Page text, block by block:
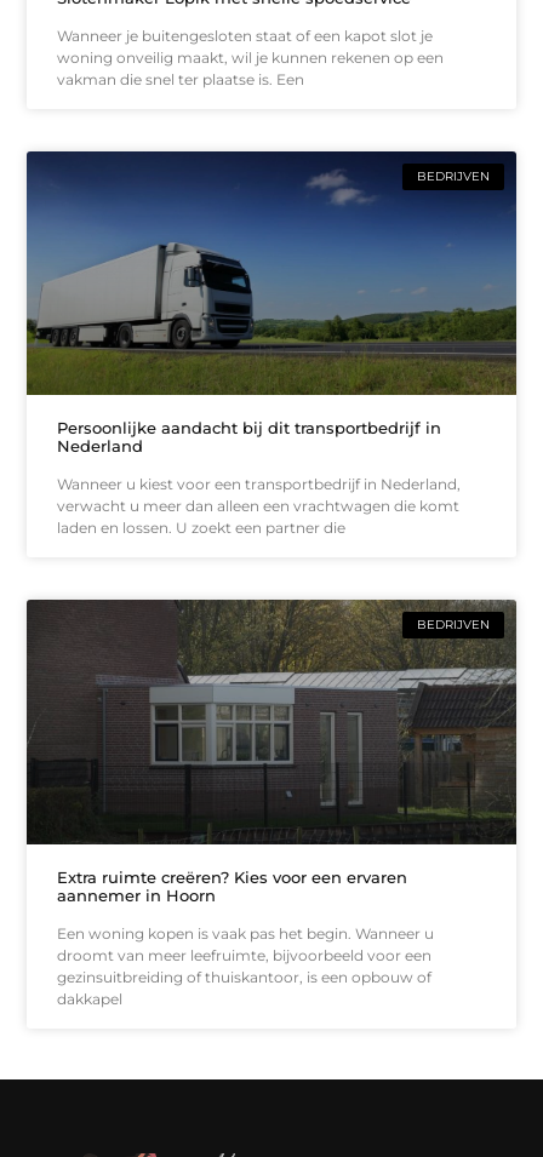
Wanneer je buitengesloten staat of een kapot slot je
woning onveilig maakt, wil je kunnen rekenen op een
vakman die snel ter plaatse is. Een
BEDRIJVEN
Persoonlijke aandacht bij dit transportbedrijf in
Nederland
Wanneer u kiest voor een transportbedrijf in Nederland,
verwacht u meer dan alleen een vrachtwagen die komt
laden en lossen. U zoekt een partner die
BEDRIJVEN
Extra ruimte creëren? Kies voor een ervaren
aannemer in Hoorn
Een woning kopen is vaak pas het begin. Wanneer u
droomt van meer leefruimte, bijvoorbeeld voor een
gezinsuitbreiding of thuiskantoor, is een opbouw of
dakkapel